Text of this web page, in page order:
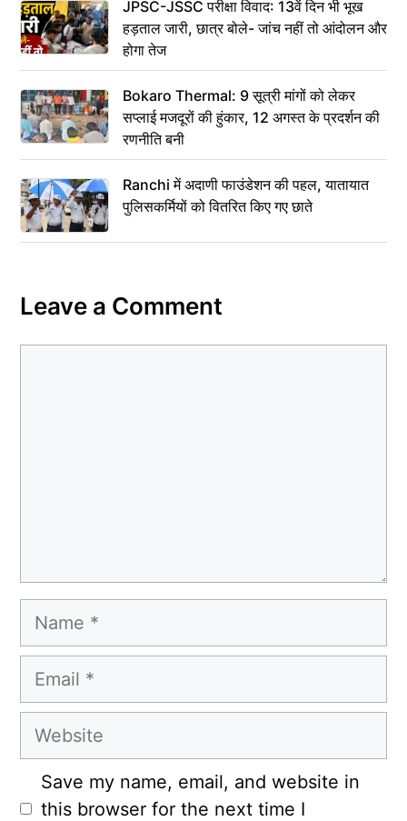
JPSC-JSSC परीक्षा विवाद: 13वें दिन भी भूख
हड़ताल जारी, छात्र बोले- जांच नहीं तो आंदोलन और
होगा तेज
Bokaro Thermal: 9 सूत्री मांगों को लेकर
सप्लाई मजदूरों की हुंकार, 12 अगस्त के प्रदर्शन की
रणनीति बनी
Ranchi में अदाणी फाउंडेशन की पहल, यातायात
पुलिसकर्मियों को वितरित किए गए छाते
Leave a Comment
Name
Email
Website
Save my name, email, and website in
this browser for the next time I